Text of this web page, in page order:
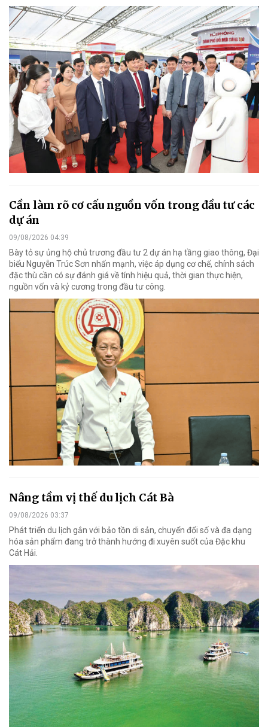
Cần làm rõ cơ cấu nguồn vốn trong đầu tư các
dự án
09/08/2026 04:39
Bày tỏ sự ủng hộ chủ trương đầu tư 2 dự án hạ tầng giao thông, Đại
biểu Nguyễn Trúc Sơn nhấn mạnh, việc áp dụng cơ chế, chính sách
đặc thù cần có sự đánh giá về tính hiệu quả, thời gian thực hiện,
nguồn vốn và kỷ cương trong đầu tư công.
Nâng tầm vị thế du lịch Cát Bà
09/08/2026 03:37
Phát triển du lịch gắn với bảo tồn di sản, chuyển đổi số và đa dạng
hóa sản phẩm đang trở thành hướng đi xuyên suốt của Đặc khu
Cát Hải.